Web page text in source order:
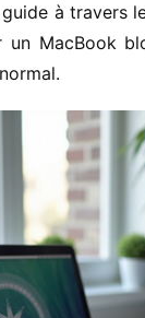
à travers
un MacBook